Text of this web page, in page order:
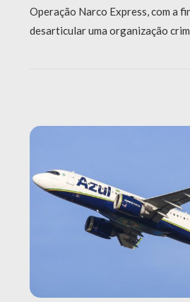
Operação Narco Express, com a
desarticular uma organização